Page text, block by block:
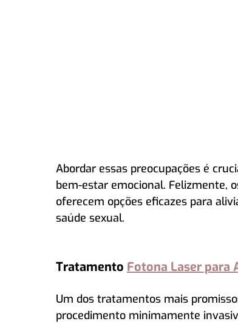
Abordar essas preocupações é
bem-estar emocional. Felizmente,
oferecem opções eficazes para
saúde sexual.
Tratamento Fotona Laser para
Um dos tratamentos mais
procedimento minimamente